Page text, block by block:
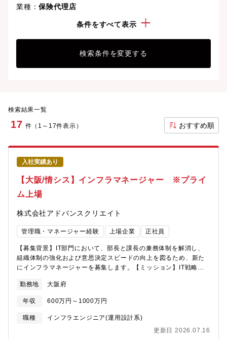
業種：保険代理店
条件をすべて表示
検索条件を変更する
検索結果一覧
17 件（1～17件表示） おすすめ順
入社実績あり
【大阪/情シス】インフラマネージャー ※プライ
ム上場
株式会社アドバンスクリエイト
管理職・マネージャー経験 上場企業 正社員
【募集背景】IT部門において、部長と課長の兼務体制を解消し、
組織体制の強化および意思決定スピードの向上を図るため、新た
にインフラマネージャーを募集します。【ミッション】IT戦略の
ンフラ領域をリードいただきます。IT中期計画の策定やDX施策の
推進、各種システム導入プロジェクトのリードを通じて、ITの側
面から経営課題の解決に貢献いただくポジションです。オンプレ
ミスとAWSを組み合わせたハイブリッド環境において、インフラ
引していただきます。※※本ポジションは、技術者が在籍する組
勤務地 大阪府
年収 600万円～1000万円
職種
インフラエンジニア(運用設計系)
更新日 2026.07.16